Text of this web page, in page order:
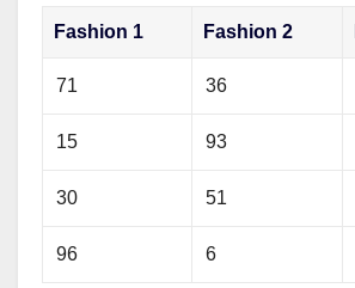
Fashion 1 Fashion 2
71 36
15 93
30 51
96 6